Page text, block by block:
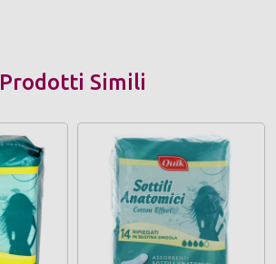
Prodotti Simili